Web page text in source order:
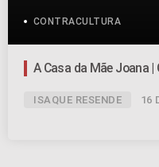
CONTRACULTURA
A Casa da Mãe Joana |
ISAQUE RESENDE 16